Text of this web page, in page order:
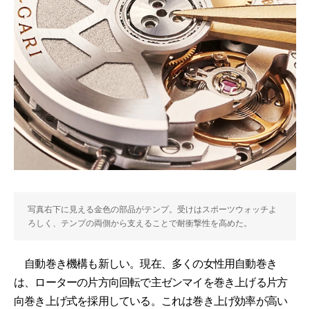
写真右下に見える金色の部品がテンプ。受けはスポーツウォッチよ
ろしく、テンプの両側から支えることで耐衝撃性を高めた。
自動巻き機構も新しい。現在、多くの女性用自動巻き
は、ローターの片方向回転で主ゼンマイを巻き上げる片方
向巻き上げ式を採用している。これは巻き上げ効率が高い